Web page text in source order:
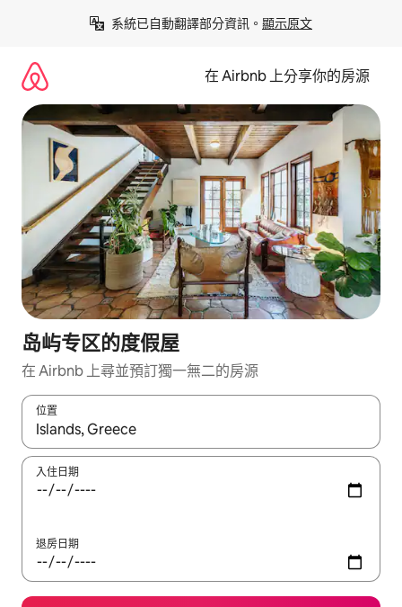
系統已自動翻譯部分資訊。 顯示原文
在 Airbnb 上分享你的房源
岛屿专区的度假屋
在 Airbnb 上尋並預訂獨一無二的房源
位置
如有搜尋結果，瀏覽內容時請使用上下箭頭，或輕點、滑動裝置。
入住日期
退房日期